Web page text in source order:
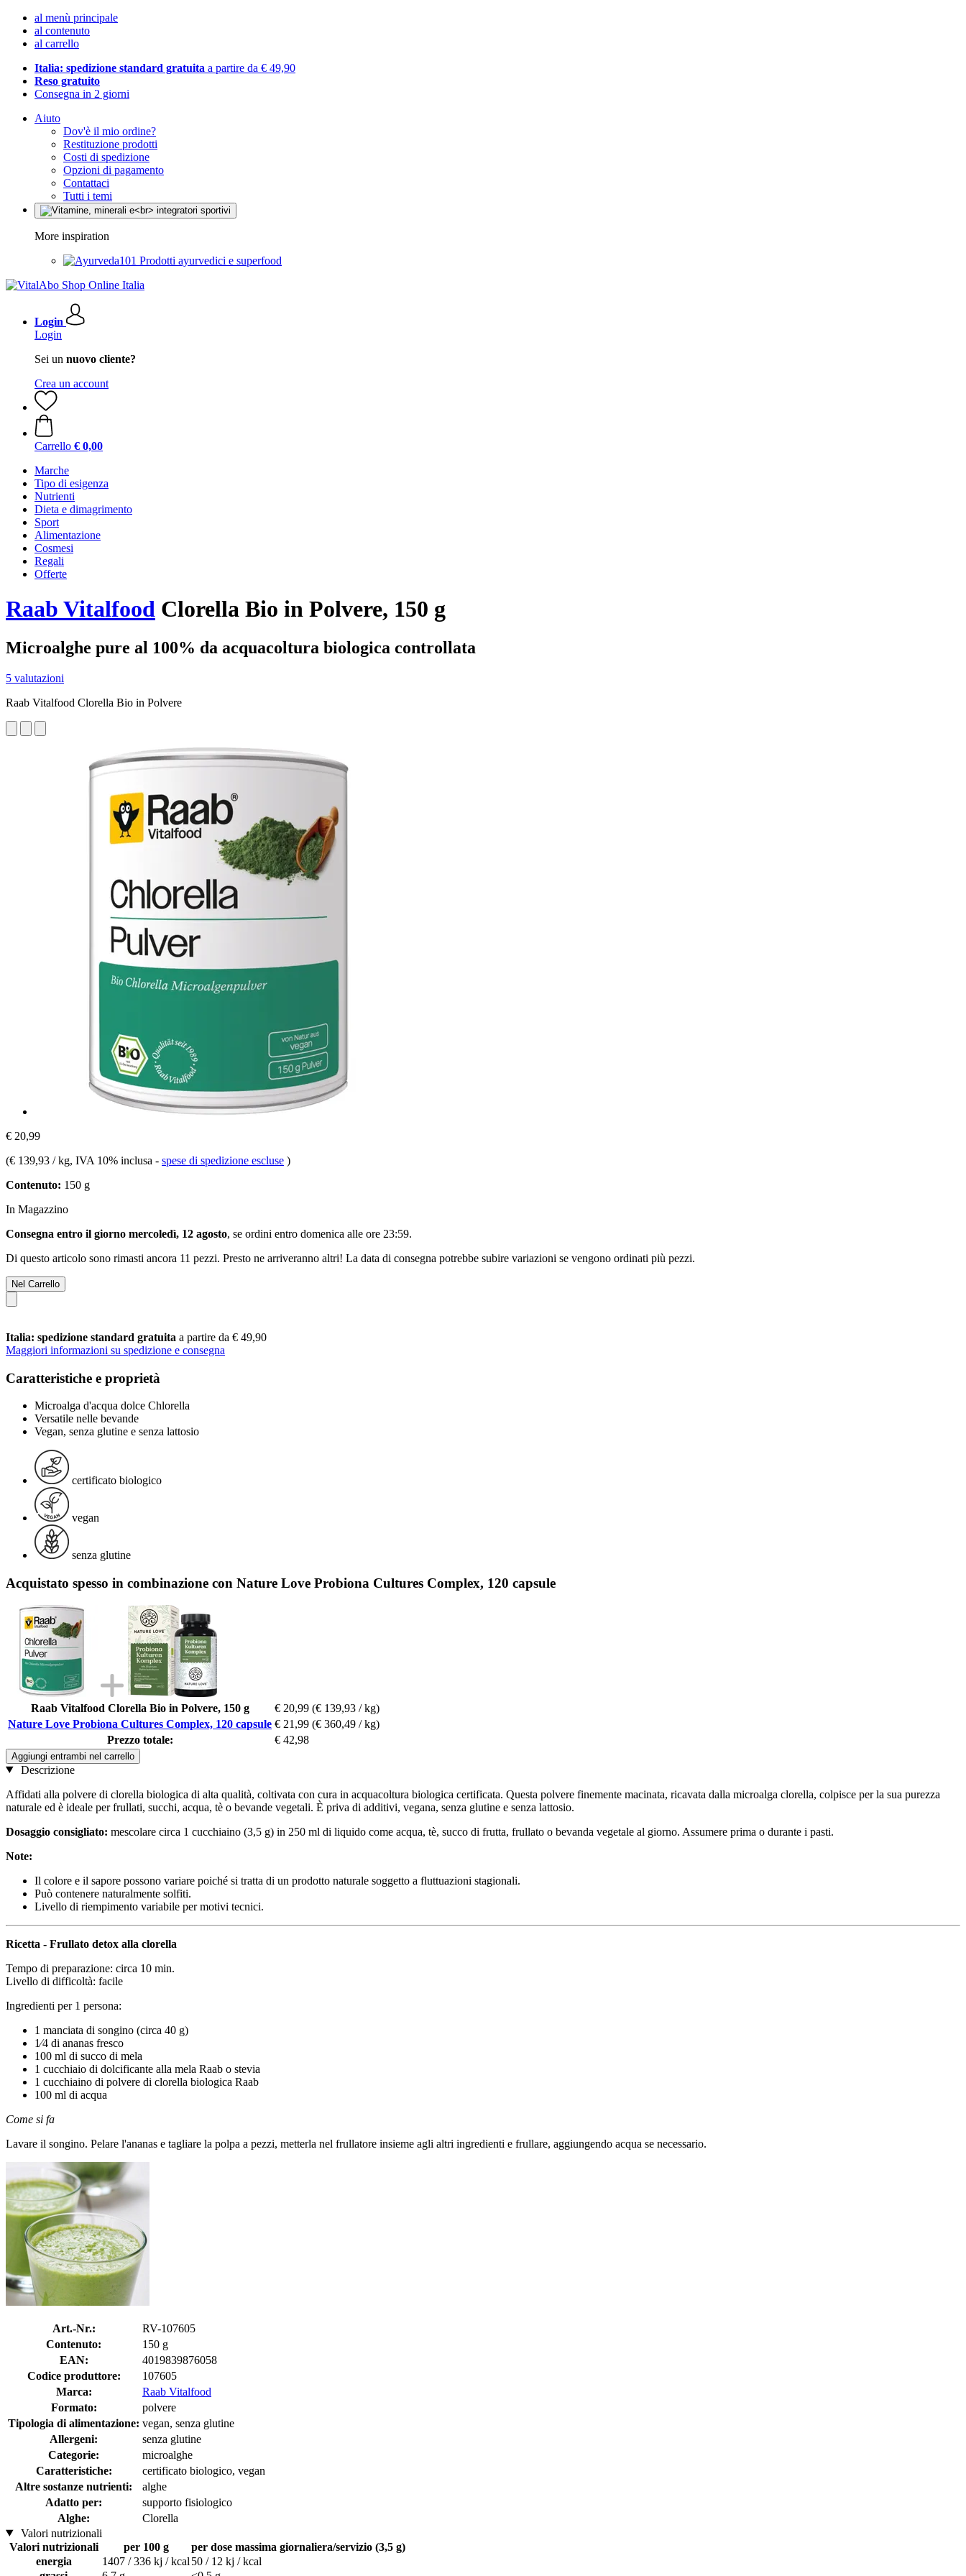
al menù principale
al contenuto
al carrello
Italia: spedizione standard gratuita a partire da € 49,90
Reso gratuito
Consegna in 2 giorni
Aiuto
Dov'è il mio ordine?
Restituzione prodotti
Costi di spedizione
Opzioni di pagamento
Contattaci
Tutti i temi
More inspiration
Prodotti ayurvedici e superfood
Login
Login
Sei un nuovo cliente?
Crea un account
Carrello € 0,00
Marche
Tipo di esigenza
Nutrienti
Dieta e dimagrimento
Sport
Alimentazione
Cosmesi
Regali
Offerte
Raab Vitalfood Clorella Bio in Polvere, 150 g
Microalghe pure al 100% da acquacoltura biologica controllata
5 valutazioni
Raab Vitalfood Clorella Bio in Polvere
€ 20,99
(€ 139,93 / kg, IVA 10% inclusa - spese di spedizione escluse )
Contenuto: 150 g
In Magazzino
Consegna entro il giorno mercoledì, 12 agosto, se ordini entro domenica alle ore 23:59.
Di questo articolo sono rimasti ancora 11 pezzi. Presto ne arriveranno altri! La data di consegna potrebbe subire variazioni se vengono ordinati più pezzi.
Nel Carrello
Italia: spedizione standard gratuita a partire da € 49,90
Maggiori informazioni su spedizione e consegna
Caratteristiche e proprietà
Microalga d'acqua dolce Chlorella
Versatile nelle bevande
Vegan, senza glutine e senza lattosio
certificato biologico
vegan
senza glutine
Acquistato spesso in combinazione con Nature Love Probiona Cultures Complex, 120 capsule
Raab Vitalfood Clorella Bio in Polvere, 150 g € 20,99 (€ 139,93 / kg)
Nature Love Probiona Cultures Complex, 120 capsule € 21,99 (€ 360,49 / kg)
Prezzo totale:
€ 42,98
Aggiungi entrambi nel carrello
Descrizione
Affidati alla polvere di clorella biologica di alta qualità, coltivata con cura in acquacoltura biologica certificata. Questa polvere finemente macinata, ricavata dalla microalga clorella, colpisce per la sua purezza
naturale ed è ideale per frullati, succhi, acqua, tè o bevande vegetali. È priva di additivi, vegana, senza glutine e senza lattosio.
Dosaggio consigliato: mescolare circa 1 cucchiaino (3,5 g) in 250 ml di liquido come acqua, tè, succo di frutta, frullato o bevanda vegetale al giorno. Assumere prima o durante i pasti.
Note:
Il colore e il sapore possono variare poiché si tratta di un prodotto naturale soggetto a fluttuazioni stagionali.
Può contenere naturalmente solfiti.
Livello di riempimento variabile per motivi tecnici.
Ricetta - Frullato detox alla clorella
Tempo di preparazione: circa 10 min.
Livello di difficoltà: facile
Ingredienti per 1 persona:
1 manciata di songino (circa 40 g)
1⁄4 di ananas fresco
100 ml di succo di mela
1 cucchiaio di dolcificante alla mela Raab o stevia
1 cucchiaino di polvere di clorella biologica Raab
100 ml di acqua
Come si fa
Lavare il songino. Pelare l'ananas e tagliare la polpa a pezzi, metterla nel frullatore insieme agli altri ingredienti e frullare, aggiungendo acqua se necessario.
Art.-Nr.:
RV-107605
Contenuto:
150 g
EAN:
4019839876058
Codice produttore:
107605
Marca:
Raab Vitalfood
Formato:
polvere
Tipologia di alimentazione: vegan, senza glutine
Allergeni:
senza glutine
Categorie:
microalghe
Caratteristiche:
certificato biologico, vegan
Altre sostanze nutrienti:
alghe
Adatto per:
supporto fisiologico
Alghe:
Clorella
Valori nutrizionali
Valori nutrizionali
per 100 g
per dose massima giornaliera/servizio (3,5 g)
energia
1407 / 336 kj / kcal 50 / 12 kj / kcal